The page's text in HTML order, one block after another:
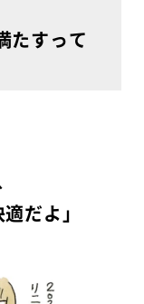
たすって
だよ」